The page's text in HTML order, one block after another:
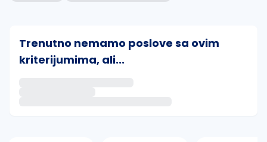
Trenutno nemamo poslove sa ovim
kriterijumima, ali...